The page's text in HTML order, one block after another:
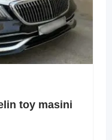
toy masini